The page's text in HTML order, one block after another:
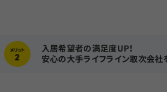
入居希望者の満足度UP！
安心の大手ライフライン取次会社